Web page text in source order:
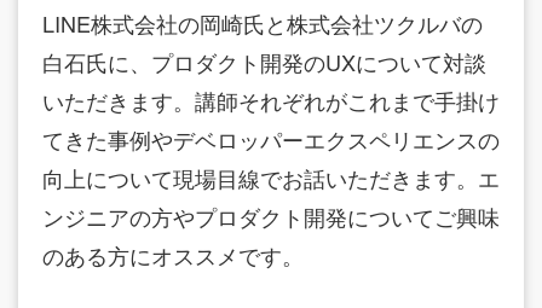
LINE株式会社の岡崎氏と株式会社ツクルバの
白石氏に、プロダクト開発のUXについて対談
いただきます。講師それぞれがこれまで手掛け
てきた事例やデベロッパーエクスペリエンスの
向上について現場目線でお話いただきます。エ
ンジニアの方やプロダクト開発についてご興味
のある方にオススメです。